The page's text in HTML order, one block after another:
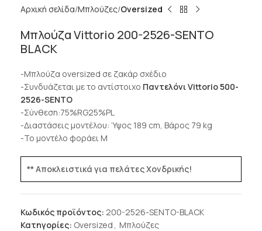
Αρχική σελίδα Μπλούζες Oversized
Μπλούζα Vittorio 200-2526-SENTO
BLACK
-Μπλούζα oversized σε ζακάρ σχέδιο
-Συνδυάζεται με το αντίστοιχο Παντελόνι Vittorio 500-
2526-SENTO
-Σύνθεση:75%RG25%PL
-Διαστάσεις μοντέλου: Ύψος 189 cm, Βάρος 79 kg
-Το μοντέλο φοράει M
** Αποκλειστικά για πελάτες Χονδρικής!
Κωδικός προϊόντος: 200-2526-SENTO-BLACK
Κατηγορίες: Oversized , Μπλούζες